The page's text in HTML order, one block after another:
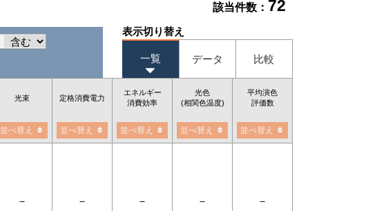
該当件数： 72
表示切り替え
一覧 データ 比較
光束 定格消費電力
エネルギー
消費効率
光色
(相関色温度)
平均演色
評価数
並べ替え 並べ替え 並べ替え 並べ替え 並べ替え
－ － － － －